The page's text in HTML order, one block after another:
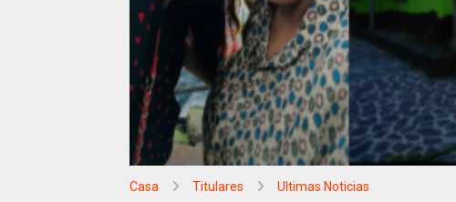
Casa Titulares Ultimas Noticias